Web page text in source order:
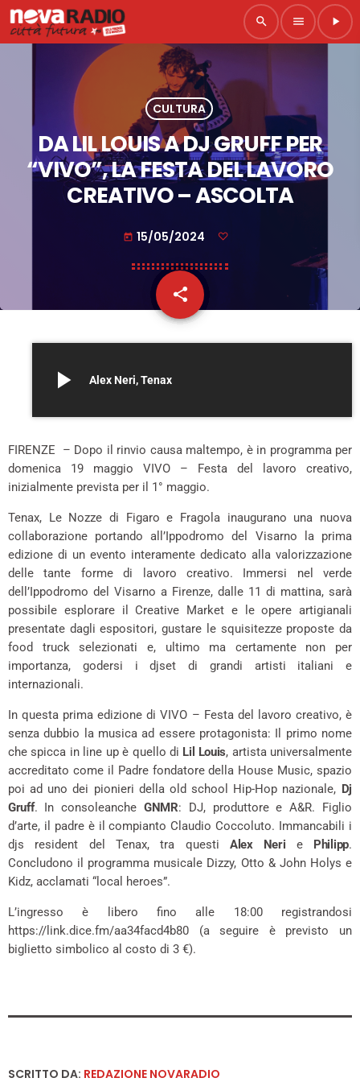
search menu play_arrow
CULTURA
DA LIL LOUIS A DJ GRUFF PER
“VIVO”, LA FESTA DEL LAVORO
CREATIVO – ASCOLTA
today 15/05/2024
share
email
play_arrow Alex Neri, Tenax
FIRENZE – Dopo il rinvio causa maltempo, è in programma per
domenica 19 maggio VIVO – Festa del lavoro creativo,
inizialmente prevista per il 1° maggio.
Tenax, Le Nozze di Figaro e Fragola inaugurano una nuova
collaborazione portando all’Ippodromo del Visarno la prima
edizione di un evento interamente dedicato alla valorizzazione
delle tante forme di lavoro creativo. Immersi nel verde
dell’Ippodromo del Visarno a Firenze, dalle 11 di mattina, sarà
possibile esplorare il Creative Market e le opere artigianali
presentate dagli espositori, gustare le squisitezze proposte da
food truck selezionati e, ultimo ma certamente non per
importanza, godersi i djset di grandi artisti italiani e
internazionali.
In questa prima edizione di VIVO – Festa del lavoro creativo, è
senza dubbio la musica ad essere protagonista: Il primo nome
che spicca in line up è quello di Lil Louis, artista universalmente
accreditato come il Padre fondatore della House Music, spazio
poi ad uno dei pionieri della old school Hip-Hop nazionale, Dj
Gruff. In consoleancheGNMR: DJ, produttore e A&R. Figlio
d’arte, il padre è il compianto Claudio Coccoluto. Immancabili i
djs resident del Tenax, tra questi Alex Neri e Philipp.
Concludono il programma musicale Dizzy, Otto & John Holys e
Kidz, acclamati “local heroes”.
L’ingresso è libero fino alle 18:00 registrandosi
https://link.dice.fm/aa34facd4b80 (a seguire è previsto un
biglietto simbolico al costo di 3 €).
SCRITTO DA: REDAZIONE NOVARADIO